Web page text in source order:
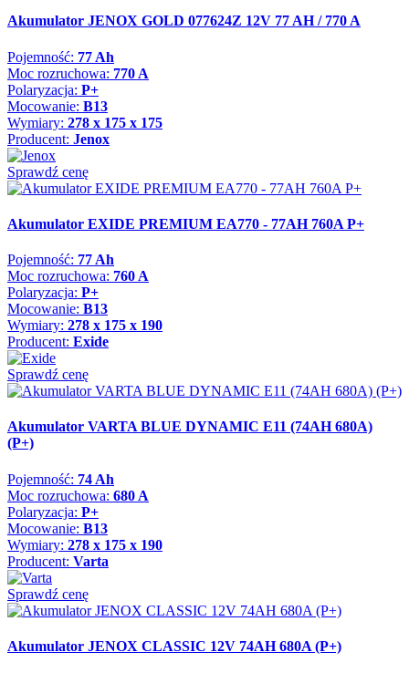
Akumulator JENOX GOLD 077624Z 12V 77 AH / 770 A
Pojemność: 77 Ah
Moc rozruchowa: 770 A
Polaryzacja: P+
Mocowanie: B13
Wymiary: 278 x 175 x 175
Producent: Jenox
Sprawdź cenę
Akumulator EXIDE PREMIUM EA770 - 77AH 760A P+
Pojemność: 77 Ah
Moc rozruchowa: 760 A
Polaryzacja: P+
Mocowanie: B13
Wymiary: 278 x 175 x 190
Producent: Exide
Sprawdź cenę
Akumulator VARTA BLUE DYNAMIC E11 (74AH 680A)
(P+)
Pojemność: 74 Ah
Moc rozruchowa: 680 A
Polaryzacja: P+
Mocowanie: B13
Wymiary: 278 x 175 x 190
Producent: Varta
Sprawdź cenę
Akumulator JENOX CLASSIC 12V 74AH 680A (P+)